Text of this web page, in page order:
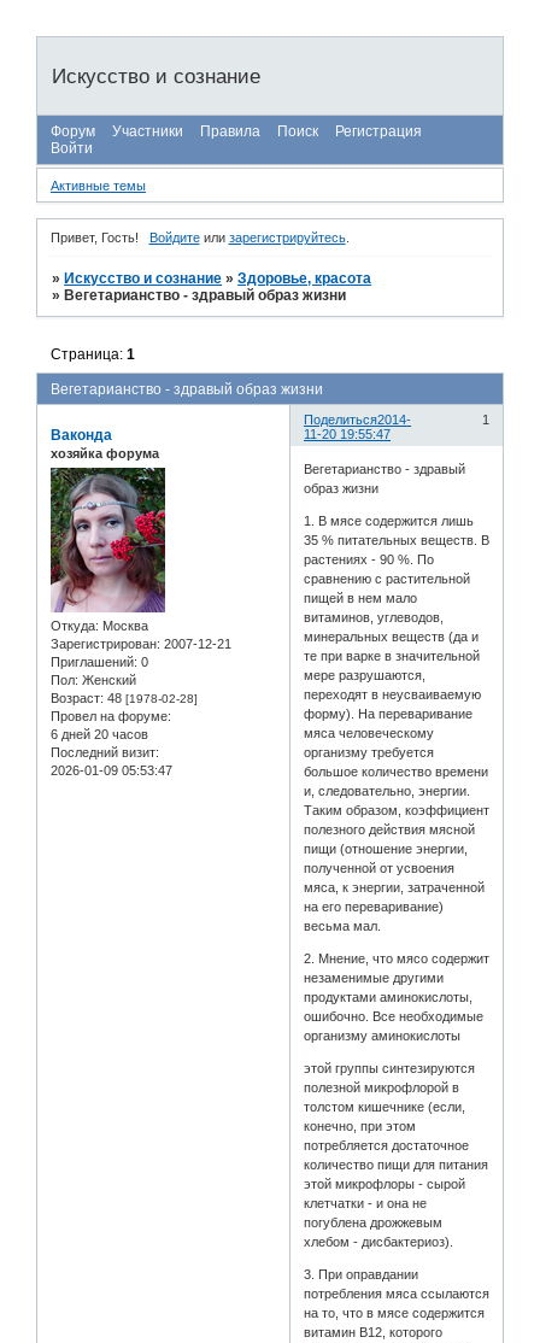
Искусство и сознание
Форум Участники Правила Поиск
Регистрация
Войти
Активные темы
Привет, Гость! Войдитеили зарегистрируйтесь.
» Искусство и сознание »Здоровье, красота
» Вегетарианство - здравый образ жизни
Вегетарианство - здравый образ жизни
Страница:1
Поделиться 1
2014-
11-20 19:55:47
Ваконда
хозяйка форума
Откуда: Москва
Зарегистрирован: 2007-12-21
Приглашений: 0
Пол: Женский
Возраст: 48 [1978-02-28]
Провел на форуме:
6 дней 20 часов
Последний визит:
2026-01-09 05:53:47
Вегетарианство - здравый
образ жизни
1. В мясе содержится лишь
35 % питательных веществ. В
растениях - 90 %. По
сравнению с растительной
пищей в нем мало
витаминов, углеводов,
минеральных веществ (да и
те при варке в значительной
мере разрушаются,
переходят в неусваиваемую
форму). На переваривание
мяса человеческому
организму требуется
большое количество времени
и, следовательно, энергии.
Таким образом, коэффициент
полезного действия мясной
пищи (отношение энергии,
полученной от усвоения
мяса, к энергии, затраченной
на его переваривание)
весьма мал.
2. Мнение, что мясо содержит
незаменимые другими
продуктами аминокислоты,
ошибочно. Все необходимые
организму аминокислоты
этой группы синтезируются
полезной микрофлорой в
толстом кишечнике (если,
конечно, при этом
потребляется достаточное
количество пищи для питания
этой микрофлоры - сырой
клетчатки - и она не
погублена дрожжевым
хлебом - дисбактериоз).
3. При оправдании
потребления мяса ссылаются
на то, что в мясе содержится
витамин В12, которого